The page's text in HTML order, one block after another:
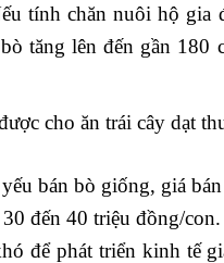
tính chăn nuôi hộ
tăng lên đến gần
cho ăn trái cây dạt
bán bò giống, giá
đến 40 triệu đồng/con.
để phát triển kinh tế